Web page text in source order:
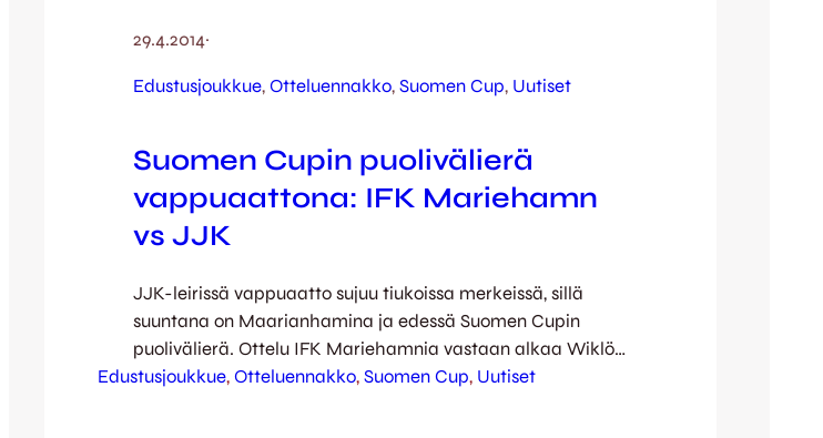
29.4.2014·
Edustusjoukkue, Otteluennakko, Suomen Cup, Uutiset
Suomen Cupin puolivälierä
vappuaattona: IFK Mariehamn
vs JJK
JJK-leirissä vappuaatto sujuu tiukoissa merkeissä, sillä
suuntana on Maarianhamina ja edessä Suomen Cupin
puolivälierä. Ottelu IFK Mariehamnia vastaan alkaa Wiklöf
Holding Arenalla keskiviikkona 30.4. kello 17 alkaen. JJK on
Edustusjoukkue, Otteluennakko, Suomen Cup, Uutiset